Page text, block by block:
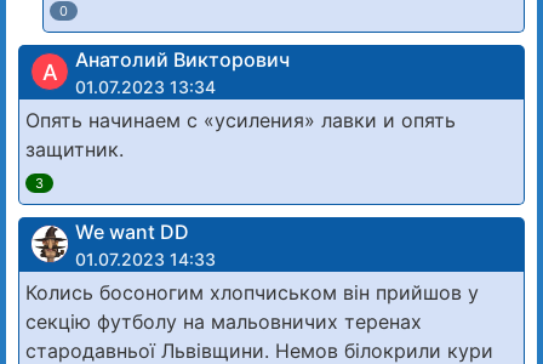
0
А Анатолий Викторович
01.07.2023 13:34
Опять начинаем с «усиления» лавки и опять
защитник.
3
We want DD
01.07.2023 14:33
Колись босоногим хлопчиськом він прийшов у
секцію футболу на мальовничих теренах
стародавньої Львівщини. Немов білокрили кури